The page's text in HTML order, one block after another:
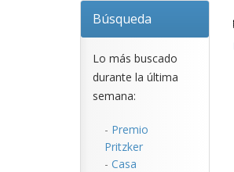
Búsqueda
Lo más buscado
durante la última
semana:
- Premio
Pritzker
- Casa